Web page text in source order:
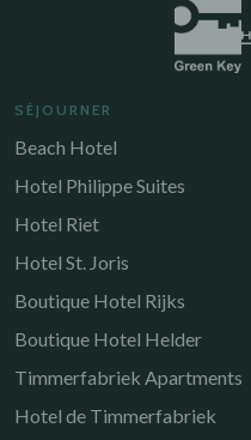
SÉJOURNER
Beach Hotel
Hotel Philippe Suites
Hotel Riet
Hotel St. Joris
Boutique Hotel Rijks
Boutique Hotel Helder
Timmerfabriek Apartments
Hotel de Timmerfabriek